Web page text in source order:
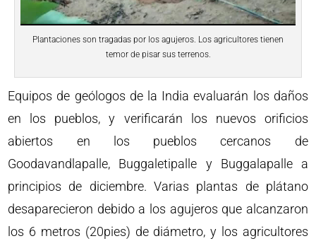
Plantaciones son tragadas por los agujeros. Los agricultores tienen
temor de pisar sus terrenos.
Equipos de geólogos de la India evaluarán los daños
en los pueblos, y verificarán los nuevos orificios
abiertos en los pueblos cercanos de
Goodavandlapalle, Buggaletipalle y Buggalapalle a
principios de diciembre. Varias plantas de plátano
desaparecieron debido a los agujeros que alcanzaron
los 6 metros (20pies) de diámetro, y los agricultores